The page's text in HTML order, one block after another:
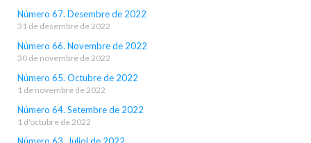
Número 67. Desembre de 2022
31 de desembre de 2022
Número 66. Novembre de 2022
30 de novembre de 2022
Número 65. Octubre de 2022
1 de novembre de 2022
Número 64. Setembre de 2022
1 d'octubre de 2022